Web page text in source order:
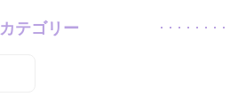
カテゴリー